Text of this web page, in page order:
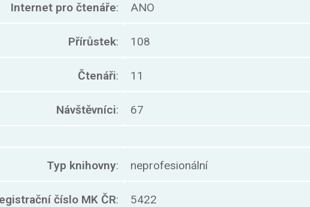
Internet pro čtenáře: ANO
Přírůstek: 108
Čtenáři: 11
Návštěvníci: 67
Typ knihovny: neprofesionální
číslo MK ČR: 5422